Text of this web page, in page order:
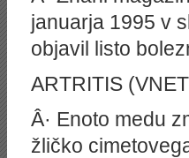
januarja 1995 v
objavil listo
ARTRITIS
Â· Enoto medu
žličko